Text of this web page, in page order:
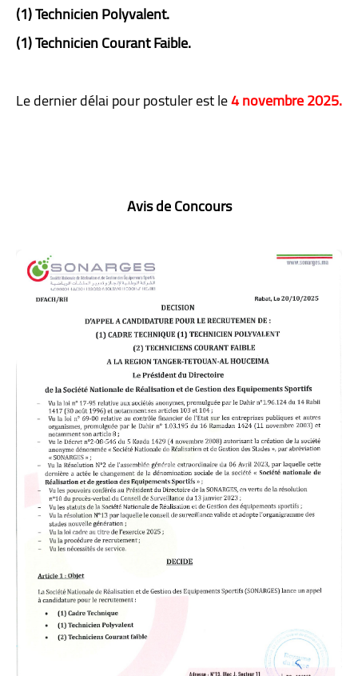
(1) Technicien Polyvalent.
(1) Technicien Courant Faible.
Le dernier délai pour postuler est le4 novembre 2025.
Avis de Concours